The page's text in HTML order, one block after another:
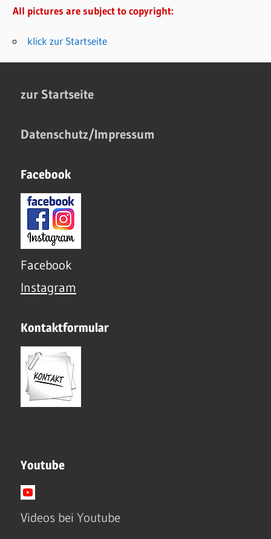
All pictures are subject to copyright:
klick zur Startseite
zur Startseite
Datenschutz/Impressum
Facebook
Facebook
Instagram
Kontaktformular
Youtube
Videos bei Youtube